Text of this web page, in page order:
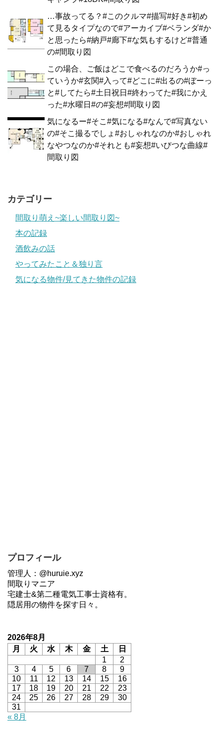
…事故ってる？#このクルマ#描写#好き#初め
て見るタイプなので#アーカイブ#ベランダ#か
と思ったら#納戸#廊下#な気もするけど#普通
の#間取り図
この場合、ご飯はどこで食べるのだろうか#っ
ていうか#玄関#入って#どこに#出るの#ぼーっ
と#してたら#土日祝日#終わってた#我にかえ
った#水曜日#の#妄想#間取り図
気になるー#そこ#気になる#なんで#写真ない
の#そこ撮るでしょ#おしゃれなのか#おしゃれ
なやつなのか#それとも#妄想#いびつな曲線#
間取り図
カテゴリー
間取り萌え~楽しい間取り図~
本の記録
酒飲みの話
やってみたこと＆独り言
気になる物件/見てきた物件の記録
プロフィール
管理人：@huruie.xyz
間取りマニア
宅建士&第二種電気工事士資格有。
隠居用の物件を探す日々。
2026年8月
月
火 水 木 金 土
日
1
2
3
4 5 6 7 8
9
10
11 12 13 14 15
16
17
18 19 20 21 22
23
24
25 26 27 28 29
30
31
« 8月